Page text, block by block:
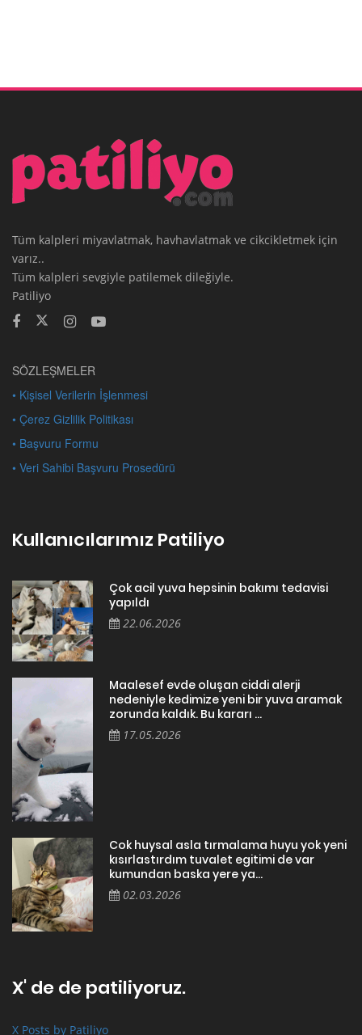
Tüm kalpleri miyavlatmak, havhavlatmak ve cikcikletmek için
varız..
Tüm kalpleri sevgiyle patilemek dileğiyle.
Patiliyo
SÖZLEŞMELER
• Kişisel Verilerin İşlenmesi
• Çerez Gizlilik Politikası
• Başvuru Formu
• Veri Sahibi Başvuru Prosedürü
Kullanıcılarımız Patiliyo
Çok acil yuva hepsinin bakımı tedavisi
yapıldı
22.06.2026
Maalesef evde oluşan ciddi alerji
nedeniyle kedimize yeni bir yuva aramak
zorunda kaldık. Bu kararı ...
17.05.2026
Cok huysal asla tırmalama huyu yok yeni
kısırlastırdım tuvalet egitimi de var
kumundan baska yere ya...
02.03.2026
X' de de patiliyoruz.
X Posts by Patiliyo